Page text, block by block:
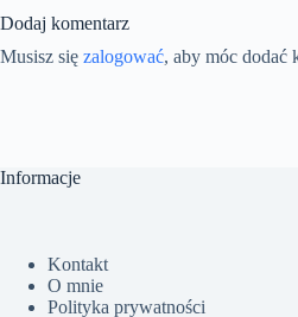
Dodaj komentarz
Musisz się zalogować, aby móc dodać
Informacje
Kontakt
O mnie
Polityka prywatności